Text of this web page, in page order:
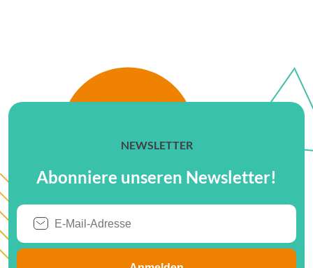
NEWSLETTER
Abonniere unseren Newsletter!